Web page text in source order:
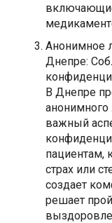
Анонимное
Днепре:
В Днепре
анонимного
важный
пациентам,
страх или
создает
решает